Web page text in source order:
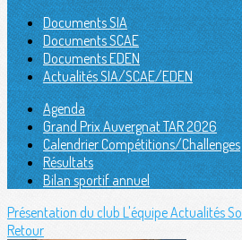
Documents SIA
Documents SCAE
Documents EDEN
Actualités SIA/SCAE/EDEN
Agenda
Grand Prix Auvergnat TAR 2026
Calendrier Compétitions/Challenges
Résultats
Bilan sportif annuel
Présentation du club L'équipeActualités
Retour